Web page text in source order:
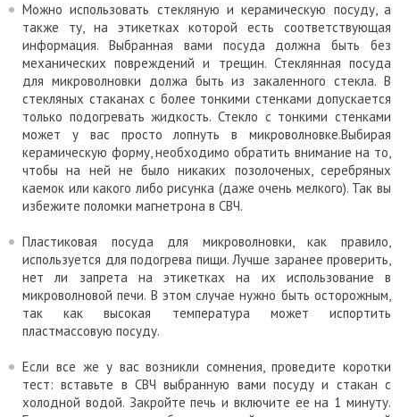
Можно использовать стекляную и керамическую посуду, а
также ту, на этикетках которой есть соответствующая
информация. Выбранная вами посуда должна быть без
механических повреждений и трещин. Стеклянная посуда
для микроволновки должа быть из закаленного стекла. В
стекляных стаканах с более тонкими стенками допускается
только подогревать жидкость. Стекло с тонкими стенками
может у вас просто лопнуть в микроволновке.Выбирая
керамическую форму, необходимо обратить внимание на то,
чтобы на ней не было никаких позолоченых, серебряных
каемок или какого либо рисунка (даже очень мелкого). Так вы
избежите поломки магнетрона в СВЧ.
Пластиковая посуда для микроволновки, как правило,
используется для подогрева пищи. Лучше заранее проверить,
нет ли запрета на этикетках на их использование в
микроволновой печи. В этом случае нужно быть осторожным,
так как высокая температура может испортить
пластмассовую посуду.
Если все же у вас возникли сомнения, проведите коротки
тест: вставьте в СВЧ выбранную вами посуду и стакан с
холодной водой. Закройте печь и включите ее на 1 минуту.